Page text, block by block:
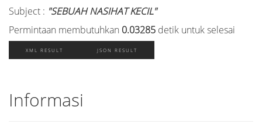
Subject : "SEBUAH NASIHAT KECIL"
Permintaan membutuhkan 0.03285 detik untuk selesai
XML RESULT JSON RESULT
Informasi